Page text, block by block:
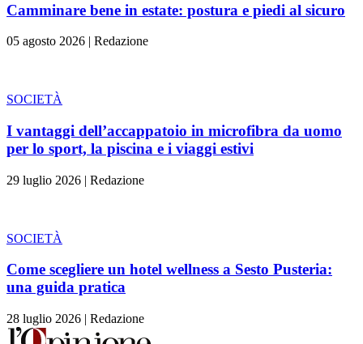
Camminare bene in estate: postura e piedi al sicuro
05 agosto 2026 | Redazione
SOCIETÀ
I vantaggi dell’accappatoio in microfibra da uomo
per lo sport, la piscina e i viaggi estivi
29 luglio 2026 | Redazione
SOCIETÀ
Come scegliere un hotel wellness a Sesto Pusteria:
una guida pratica
28 luglio 2026 | Redazione